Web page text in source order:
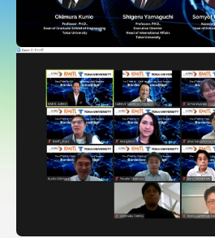
学園ネットワーク
各種情報・お問い合わせ